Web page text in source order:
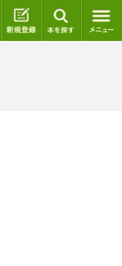
ログイン 新規登録